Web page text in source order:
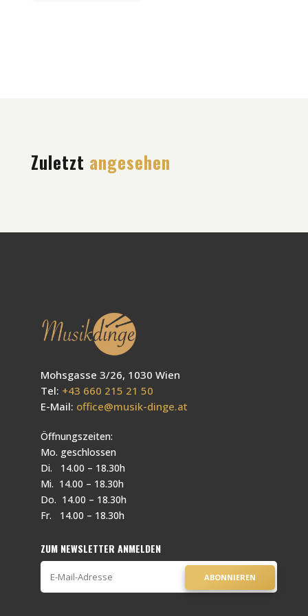
Zuletzt angesehen
Mohsgasse 3/26, 1030 Wien
Tel: +43 660 215 21 50
E-Mail: office@musik-dinge.at
Öffnungszeiten:
Mo. geschlossen
Di. 14.00 – 18.30h
Mi. 14.00 – 18.30h
Do. 14.00 – 18.30h
Fr. 14.00 – 18.30h
ZUM NEWSLETTER ANMELDEN
ABONNIEREN